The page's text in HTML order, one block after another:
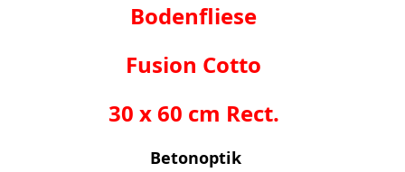
Bodenfliese
Fusion Cotto
30 x 60 cm Rect.
Betonoptik